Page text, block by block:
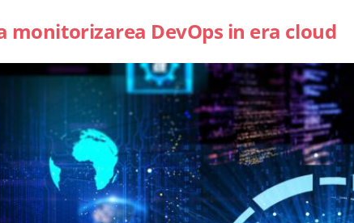
monitorizarea DevOps in era cloud